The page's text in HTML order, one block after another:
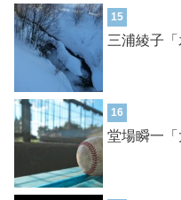
15
三浦綾子「
16
堂場瞬一「